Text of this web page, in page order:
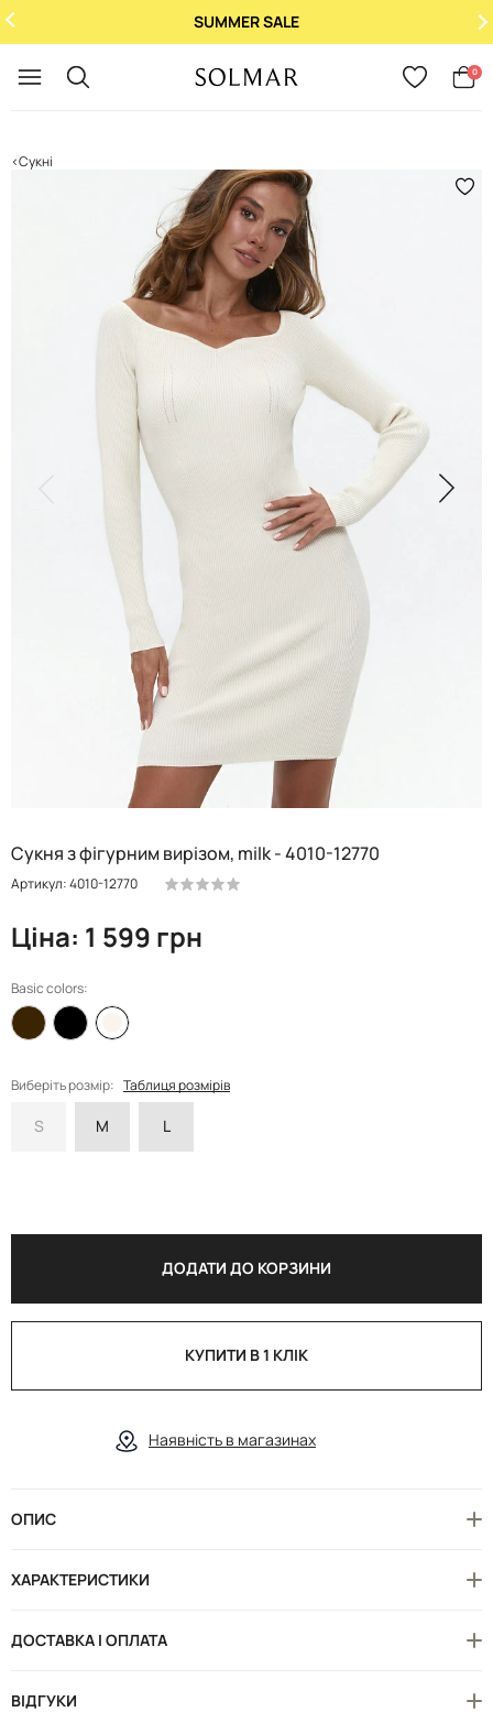
SUMMER SALE
0
Сукні
Сукня з фігурним вирізом, milk - 4010-12770
Артикул: 4010-12770
Ціна: 1 599 грн
Basic colors:
Виберіть розмір: Таблиця розмірів
S M L
ДОДАТИ ДО КОРЗИНИ
КУПИТИ В 1 КЛІК
Наявність в магазинах
ОПИС
ХАРАКТЕРИСТИКИ
ДОСТАВКА І ОПЛАТА
ВІДГУКИ